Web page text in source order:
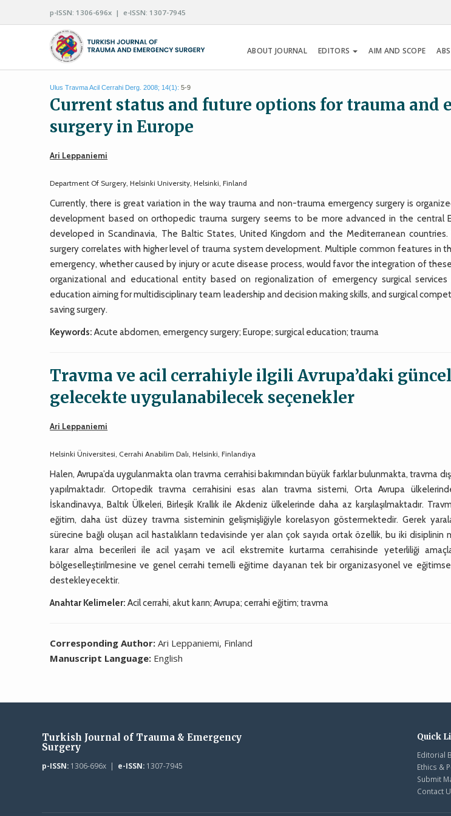
p-ISSN: 1306-696x | e-ISSN: 1307-7945
ABOUT JOURNAL EDITORS AIM AND SCOPE
Ulus Travma Acil Cerrahi Derg. 2008; 14(1): 5-9
Current status and future options for trauma and
surgery in Europe
Ari Leppaniemi
Department Of Surgery, Helsinki University, Helsinki, Finland
Currently, there is great variation in the way trauma and non-trauma emergency surgery is
development based on orthopedic trauma surgery seems to be more advanced in the central
developed in Scandinavia, The Baltic States, United Kingdom and the Mediterranean
surgery correlates with higher level of trauma system development. Multiple common features in
emergency, whether caused by injury or acute disease process, would favor the integration of
organizational and educational entity based on regionalization of emergency surgical services
education aiming for multidisciplinary team leadership and decision making skills, and surgical
saving surgery.
Keywords: Acute abdomen, emergency surgery; Europe; surgical education; trauma
Travma ve acil cerrahiyle ilgili Avrupa’daki
gelecekte uygulanabilecek seçenekler
Ari Leppaniemi
Helsinki Üniversitesi, Cerrahi Anabilim Dalı, Helsinki, Finlandiya
Halen, Avrupa’da uygulanmakta olan travma cerrahisi bakımından büyük farklar bulunmakta, travma
yapılmaktadır. Ortopedik travma cerrahisini esas alan travma sistemi, Orta Avrupa
İskandinavya, Baltık Ülkeleri, Birleşik Krallık ile Akdeniz ülkelerinde daha az karşılaşılmaktadır.
eğitim, daha üst düzey travma sisteminin gelişmişliğiyle korelasyon göstermektedir. Gerek
sürecine bağlı oluşan acil hastalıkların tedavisinde yer alan çok sayıda ortak özellik, bu iki
karar alma becerileri ile acil yaşam ve acil ekstremite kurtarma cerrahisinde yeterliliği
bölgeselleştirilmesine ve genel cerrahi temelli eğitime dayanan tek bir organizasyonel ve
destekleyecektir.
Anahtar Kelimeler: Acil cerrahi, akut karın; Avrupa; cerrahi eğitim; travma
Corresponding Author:Ari Leppaniemi, Finland
Manuscript Language: English
Turkish Journal of Trauma & Emergency
Surgery
p-ISSN:1306-696x | e-ISSN:1307-7945
Quick
Editorial
Ethics &
Submit
Contact